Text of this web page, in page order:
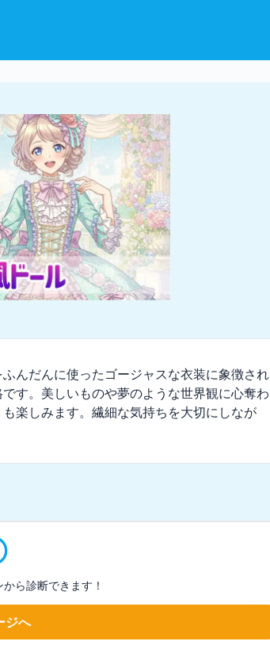
んだんに使ったゴージャスな衣装に象徴され
す。美しいものや夢のような世界観に心奪わ
楽しみます。繊細な気持ちを大切にしなが
ら診断できます！
ジへ